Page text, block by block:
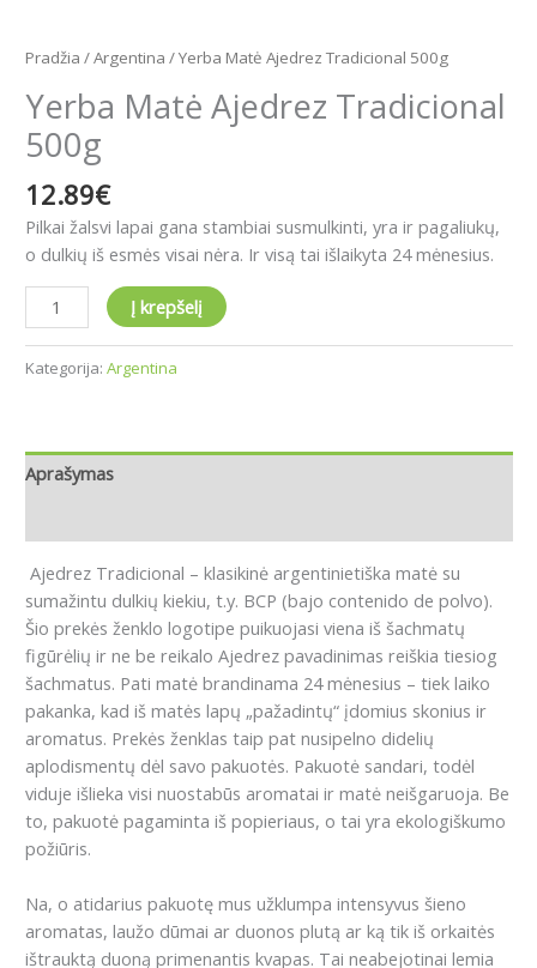
Pradžia /Argentina / Yerba Matė Ajedrez Tradicional 500g
Yerba Matė Ajedrez Tradicional
500g
12.89€
Pilkai žalsvi lapai gana stambiai susmulkinti, yra ir pagaliukų,
o dulkių iš esmės visai nėra. Ir visą tai išlaikyta 24 mėnesius.
Į krepšelį
Kategorija: Argentina
Aprašymas
Ajedrez Tradicional – klasikinė argentinietiška matė su
sumažintu dulkių kiekiu, t.y. BCP (bajo contenido de polvo).
Šio prekės ženklo logotipe puikuojasi viena iš šachmatų
figūrėlių ir ne be reikalo Ajedrez pavadinimas reiškia tiesiog
šachmatus. Pati matė brandinama 24 mėnesius – tiek laiko
pakanka, kad iš matės lapų „pažadintų“ įdomius skonius ir
aromatus. Prekės ženklas taip pat nusipelno didelių
aplodismentų dėl savo pakuotės. Pakuotė sandari, todėl
viduje išlieka visi nuostabūs aromatai ir matė neišgaruoja. Be
to, pakuotė pagaminta iš popieriaus, o tai yra ekologiškumo
požiūris.
Na, o atidarius pakuotę mus užklumpa intensyvus šieno
aromatas, laužo dūmai ar duonos plutą ar ką tik iš orkaitės
ištrauktą duoną primenantis kvapas. Tai neabejotinai lemia